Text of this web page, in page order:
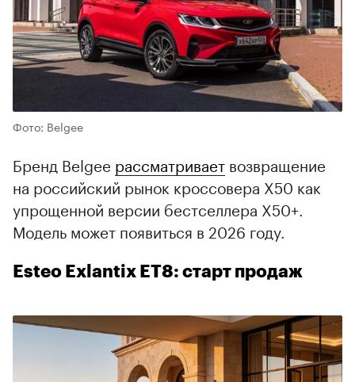
Фото: Belgee
Бренд Belgee рассматривает возвращение
на российский рынок кроссовера X50 как
упрощенной версии бестселлера X50+.
Модель может появиться в 2026 году.
Esteo Exlantix ET8: старт продаж